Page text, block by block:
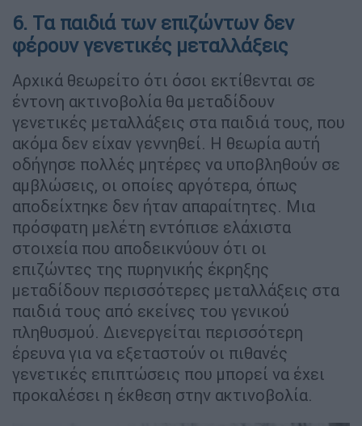
6. Τα παιδιά των επιζώντων δεν
φέρουν γενετικές μεταλλάξεις
Αρχικά θεωρείτο ότι όσοι εκτίθενται σε
έντονη ακτινοβολία θα μεταδίδουν
γενετικές μεταλλάξεις στα παιδιά τους, που
ακόμα δεν είχαν γεννηθεί. Η θεωρία αυτή
οδήγησε πολλές μητέρες να υποβληθούν σε
αμβλώσεις, οι οποίες αργότερα, όπως
αποδείχτηκε δεν ήταν απαραίτητες. Μια
πρόσφατη μελέτη εντόπισε ελάχιστα
στοιχεία που αποδεικνύουν ότι οι
επιζώντες της πυρηνικής έκρηξης
μεταδίδουν περισσότερες μεταλλάξεις στα
παιδιά τους από εκείνες του γενικού
πληθυσμού. Διενεργείται περισσότερη
έρευνα για να εξεταστούν οι πιθανές
γενετικές επιπτώσεις που μπορεί να έχει
προκαλέσει η έκθεση στην ακτινοβολία.